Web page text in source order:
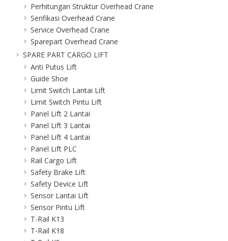
Perhitungan Struktur Overhead Crane
Serifikasi Overhead Crane
Service Overhead Crane
Sparepart Overhead Crane
SPARE PART CARGO LIFT
Anti Putus Lift
Guide Shoe
Limit Switch Lantai Lift
Limit Switch Pintu Lift
Panel Lift 2 Lantai
Panel Lift 3 Lantai
Panel Lift 4 Lantai
Panel Lift PLC
Rail Cargo Lift
Safety Brake Lift
Safety Device Lift
Sensor Lantai Lift
Sensor Pintu Lift
T-Rail K13
T-Rail K18